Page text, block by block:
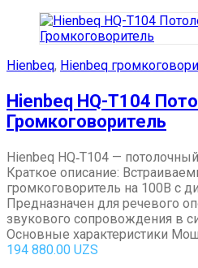
Hienbeq, Hienbeq
Hienbeq HQ-T104
Громкоговоритель
Hienbeq HQ‑T104 —
Краткое описание:
громкоговоритель на 100В с
Предназначен для речевого
звукового сопровождения в
Основные характеристики
194 880.00 UZS